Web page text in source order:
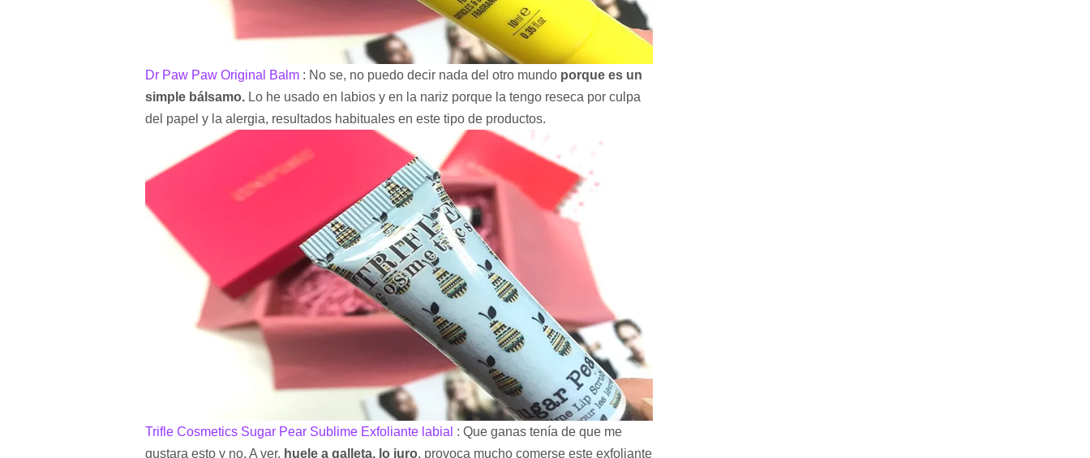
Dr Paw Paw Original Balm: No se, no puedo decir nada del otro mundo porque es un
simple bálsamo.Lo he usado en labios y en la nariz porque la tengo reseca por culpa
del papel y la alergia, resultados habituales en este tipo de productos.
Trifle Cosmetics Sugar Pear Sublime Exfoliante labial : Que ganas tenía de que me
gustara esto y no. A ver, huele a galleta, lo juro, provoca mucho comerse este exfoliante